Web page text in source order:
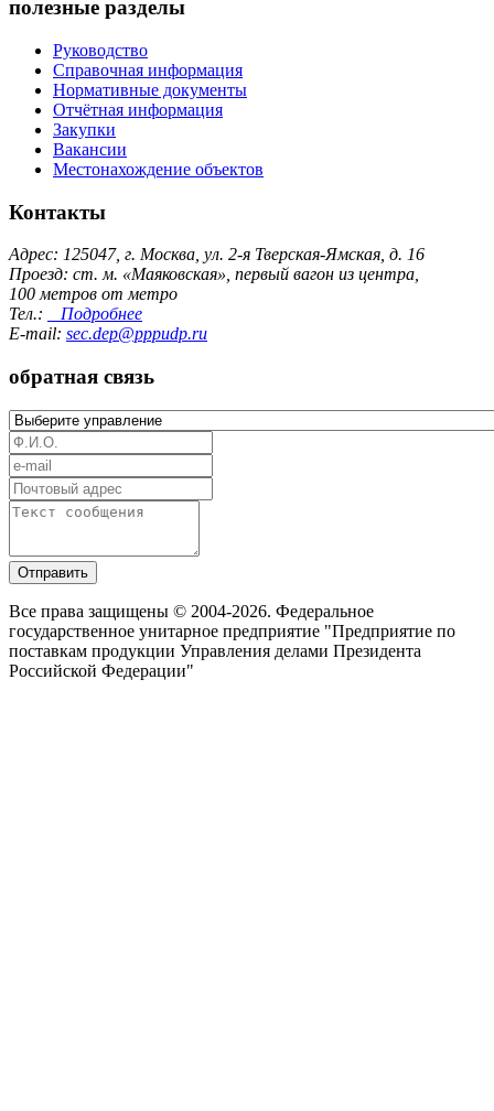
полезные разделы
Руководство
Справочная информация
Нормативные документы
Отчётная информация
Закупки
Вакансии
Местонахождение объектов
Контакты
Адрес: 125047, г. Москва, ул. 2-я Тверская-Ямская, д. 16
Проезд: ст. м. «Маяковская», первый вагон из центра,
100 метров от метро
Тел.:
Подробнее
E-mail: sec.dep@pppudp.ru
обратная связь
Отправить
Все права защищены © 2004-2026. Федеральное
государственное унитарное предприятие "Предприятие по
поставкам продукции Управления делами Президента
Российской Федерации"